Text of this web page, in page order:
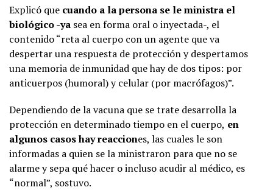
Explicó que cuando a la persona se le ministra el
biológico -ya sea en forma oral o inyectada-, el
contenido “reta al cuerpo con un agente que va
despertar una respuesta de protección y despertamos
una memoria de inmunidad que hay de dos tipos: por
anticuerpos (humoral) y celular (por macrófagos)”.
Dependiendo de la vacuna que se trate desarrolla la
protección en determinado tiempo en el cuerpo, en
algunos casos hay reacciones, las cuales le son
informadas a quien se la ministraron para que no se
alarme y sepa qué hacer o incluso acudir al médico, es
“normal”, sostuvo.